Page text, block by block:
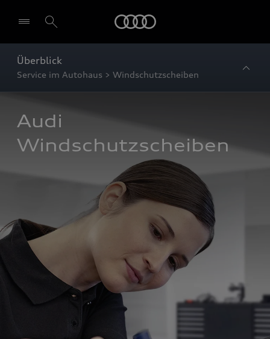
Überblick
Service im Autohaus > Windschutzscheiben
Audi
Windschutzscheiben